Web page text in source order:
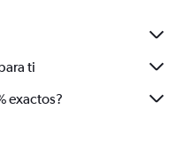
ti
exactos?